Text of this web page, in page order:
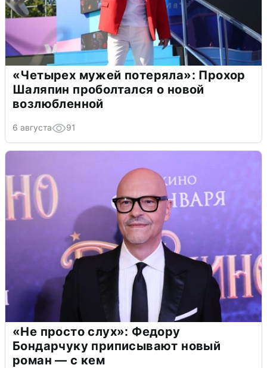
«Четырех мужей потеряла»: Прохор
Шаляпин проболтался о новой
возлюбленной
6 августа 91
«Не просто слух»: Федору
Бондарчуку приписывают новый
роман — с кем